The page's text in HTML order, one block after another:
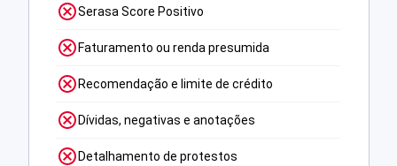
Serasa Score Positivo
Faturamento ou renda presumida
Recomendação e limite de crédito
Dívidas, negativas e anotações
Detalhamento de protestos